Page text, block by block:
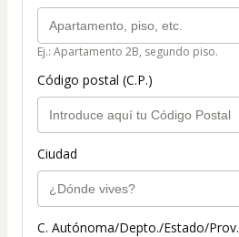
Ej.: Apartamento 2B, segundo piso.
Código postal (C.P.)
Ciudad
C. Autónoma/Depto./Estado/Prov.